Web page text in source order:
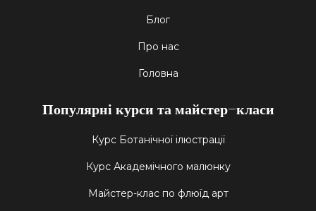
Блог
Про нас
Головна
Популярні курси та майстер-класи
Курс Ботанічної ілюстрації
Курс Академічного малюнку
Майстер-клас по флюїд арт